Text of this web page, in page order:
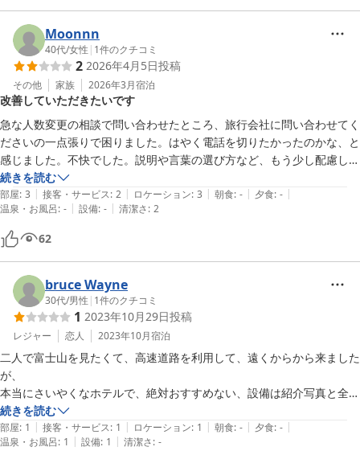
Moonnn
40代/女性 | 1件のクチコミ
2 2026年4月5日投稿
その他 家族 2026年3月宿泊
改善していただきたいです
急な人数変更の相談で問い合わせたところ、旅行会社に問い合わせてく
ださいの一点張りで困りました。はやく電話を切りたかったのかな、と
感じました。不快でした。説明や言葉の選び方など、もう少し配慮して
いただきたかったです。洗面所は悪臭がして、清潔面で不安な面もあり
ます。立地良いですが、連泊であったのでもう少し快適に過ごせるとよ
かったです。次はないかな、と思います。ありがとうございました。
続きを読む
部屋: 3 | 接客・サービス: 2 | ロケーション: 3 | 朝食: - | 夕食: - |
温泉・お風呂: - | 設備: - | 清潔さ: 2
62
bruce Wayne
30代/男性 | 1件のクチコミ
1 2023年10月29日投稿
レジャー 恋人 2023年10月宿泊
二人で富士山を見たくて、高速道路を利用して、遠くからから来ました
が、
本当にさいやくなホテルで、絶対おすすめない、設備は紹介写真と全く
違うし,受付は冷たい。一番だめのは,部屋の防音性です。全然ダメで、
続きを読む
部屋: 1 | 接客・サービス: 1 | ロケーション: 1 | 朝食: - | 夕食: - |
温泉・お風呂: 1 | 設備: 1 | 清潔さ: -